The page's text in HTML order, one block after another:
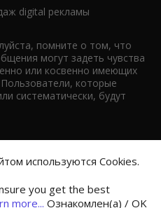
digital рекламы
помните о том, что
могут задеть чувства
или косвенно имеющих
которые
систематически, будут
используются Cookies.
you get the best
more... Ознакомлен(а) / OK